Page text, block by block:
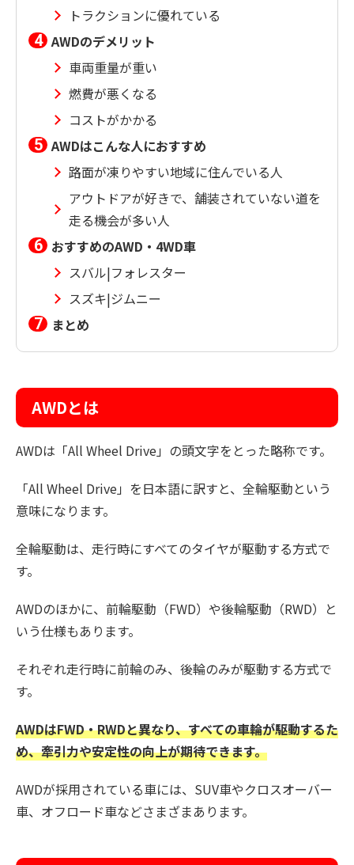
トラクションに優れている
AWDのデメリット
車両重量が重い
燃費が悪くなる
コストがかかる
AWDはこんな人におすすめ
路面が凍りやすい地域に住んでいる人
アウトドアが好きで、舗装されていない道を
走る機会が多い人
おすすめのAWD・4WD車
スバル|フォレスター
スズキ|ジムニー
まとめ
AWDとは
AWDは「All Wheel Drive」の頭文字をとった略称です。
「All Wheel Drive」を日本語に訳すと、全輪駆動という
意味になります。
全輪駆動は、走行時にすべてのタイヤが駆動する方式で
す。
AWDのほかに、前輪駆動（FWD）や後輪駆動（RWD）と
いう仕様もあります。
それぞれ走行時に前輪のみ、後輪のみが駆動する方式で
す。
AWDはFWD・RWDと異なり、すべての車輪が駆動するた
め、牽引力や安定性の向上が期待できます。
AWDが採用されている車には、SUV車やクロスオーバー
車、オフロード車などさまざまあります。